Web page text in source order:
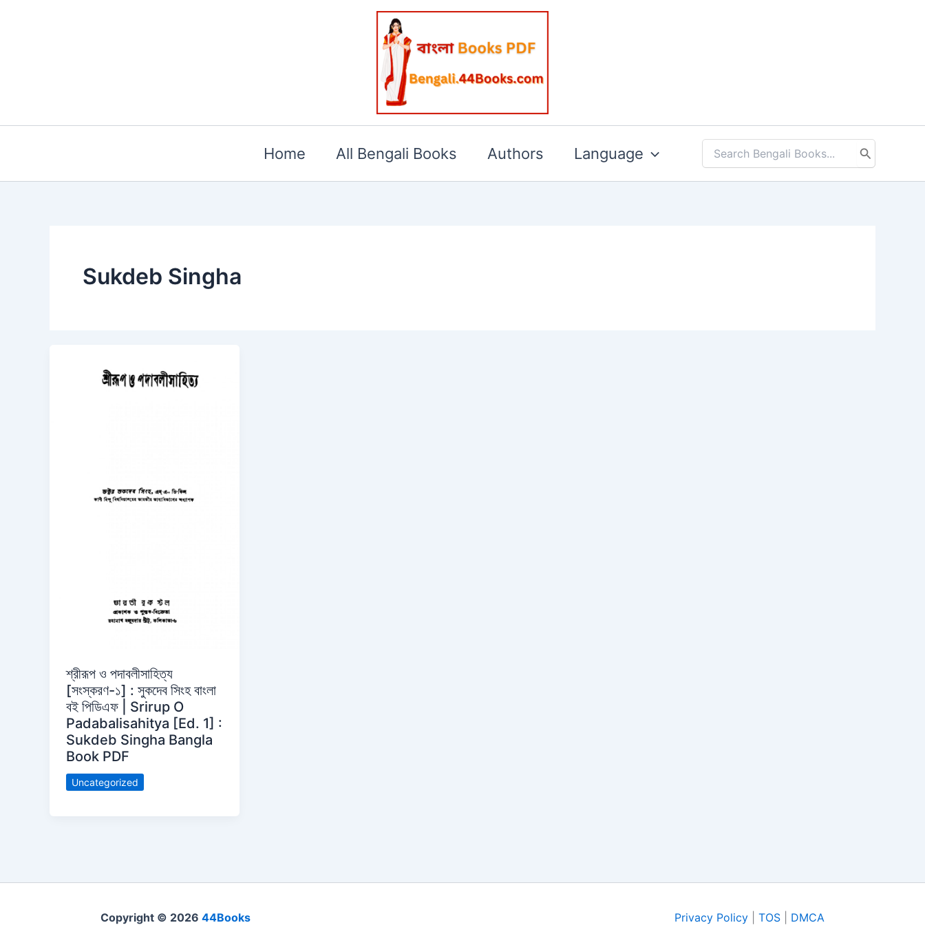
Home All Bengali Books Authors Language
Search
Sukdeb Singha
শ্রীরূপ ও পদাবলীসাহিত্য
[সংস্করণ-১] : সুকদেব সিংহ বাংলা
বই পিডিএফ | Srirup O
Padabalisahitya [Ed. 1] :
Sukdeb Singha Bangla
Book PDF
Uncategorized
Copyright © 202644Books Privacy Policy| TOS| DMCA